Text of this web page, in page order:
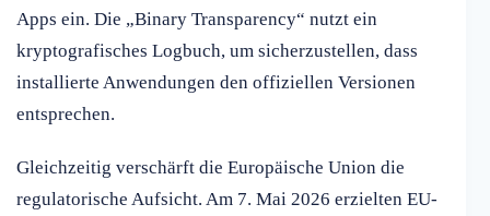
Apps ein. Die „Binary Transparency“ nutzt ein
kryptografisches Logbuch, um sicherzustellen, dass
installierte Anwendungen den offiziellen Versionen
entsprechen.
Gleichzeitig verschärft die Europäische Union die
regulatorische Aufsicht. Am 7. Mai 2026 erzielten EU-